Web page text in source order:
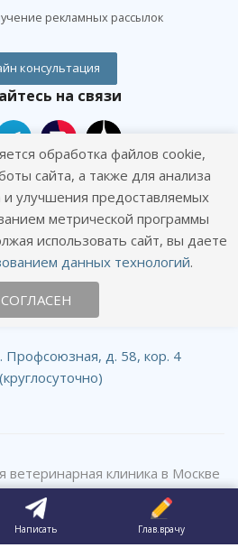
рекламных рассылок
консультация
на связи
контакты
(495) 120-01-09
Профсоюзная, д. 58, кор. 4
(круглосуточно)
ветеринарная клиника в Москве
эксперт
Написать Глав.врачу
обработка файлов cookie,
сайта, а также для анализа
и улучшения предоставляемых
метрической программы
использовать сайт, вы даете
данных технологий.
СОГЛАСЕН